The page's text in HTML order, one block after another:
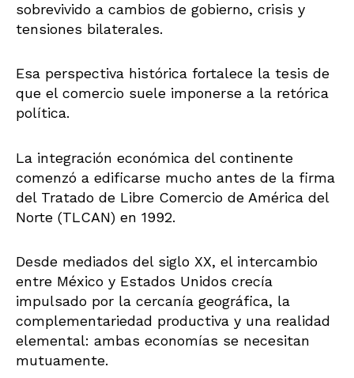
sobrevivido a cambios de gobierno, crisis y
tensiones bilaterales.
Esa perspectiva histórica fortalece la tesis de
que el comercio suele imponerse a la retórica
política.
La integración económica del continente
comenzó a edificarse mucho antes de la firma
del Tratado de Libre Comercio de América del
Norte (TLCAN) en 1992.
Desde mediados del siglo XX, el intercambio
entre México y Estados Unidos crecía
impulsado por la cercanía geográfica, la
complementariedad productiva y una realidad
elemental: ambas economías se necesitan
mutuamente.